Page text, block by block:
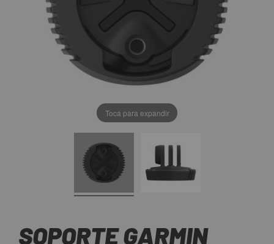
Toca para expandir
SOPORTE GARMIN